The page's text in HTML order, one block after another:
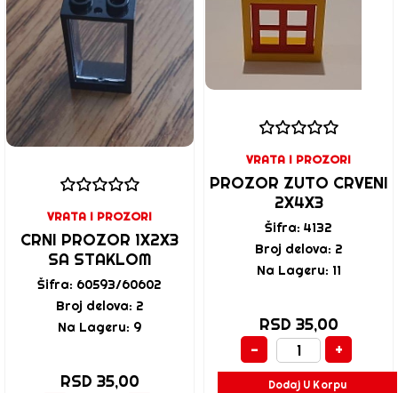
VRATA I PROZORI
CRNI PROZOR 1X2X3
SA STAKLOM
Šifra: 60593/60602
Broj delova: 2
Na Lageru: 9
RSD 35,00
VRATA I PROZORI
PROZOR ZUTO CRVENI
2X4X3
Šifra: 4132
Broj delova: 2
Na Lageru: 11
RSD 35,00
-
+
Dodaj U Korpu